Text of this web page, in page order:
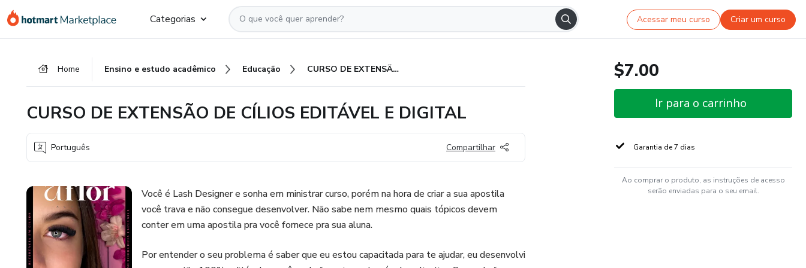
para
para
para
Categorias Acessar meu curso Criar um curso
Home Ensino e estudo acadêmico Educação CURSO DE EXTENSÃO DE CÍLIOS EDITÁVEL E DIGITAL
CURSO DE EXTENSÃO DE CÍLIOS EDITÁVEL E DIGITAL
Português Compartilhar
Você é Lash Designer e sonha em ministrar curso, porém na hora de criar a sua apostila
você trava e não consegue desenvolver. Não sabe nem mesmo quais tópicos devem
conter em uma apostila pra você fornece pra sua aluna.
Por entender o seu problema é saber que eu estou capacitada para te ajudar, eu desenvolvi
$7.00
Ir para o carrinho
Garantia de 7 dias
Ao comprar o produto, as instruções de acesso
serão enviadas para o seu email.